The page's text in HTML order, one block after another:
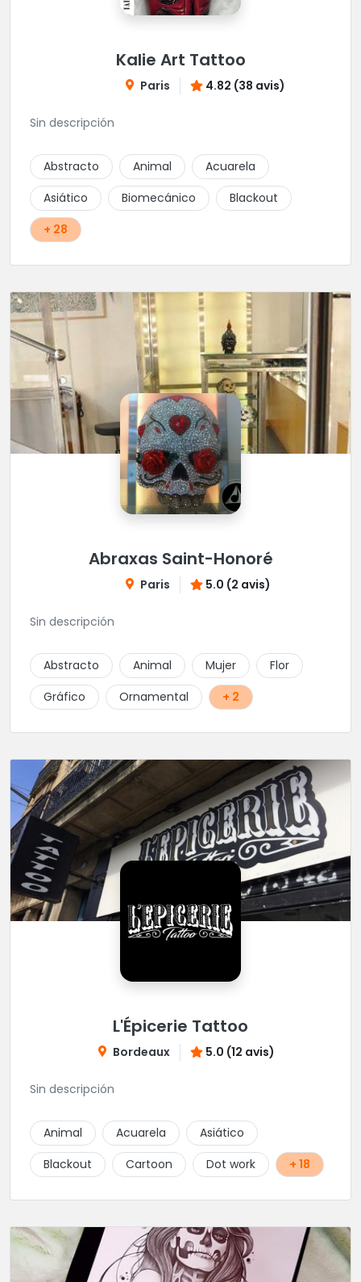
Kalie Art Tattoo
Paris 4.82 (38 avis)
Sin descripción
Abstracto Animal
Acuarela
Asiático
Biomecánico
Blackout
+ 28
Abraxas Saint-Honoré
Paris 5.0 (2 avis)
Sin descripción
Abstracto Animal Mujer
Flor
Gráfico
Ornamental + 2
L'Épicerie Tattoo
Bordeaux 5.0 (12 avis)
Sin descripción
Animal Acuarela
Asiático
Blackout
Cartoon Dot work + 18